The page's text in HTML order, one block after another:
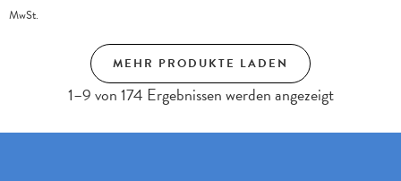
MwSt.
MEHR PRODUKTE LADEN
1–9 von 174 Ergebnissen werden angezeigt